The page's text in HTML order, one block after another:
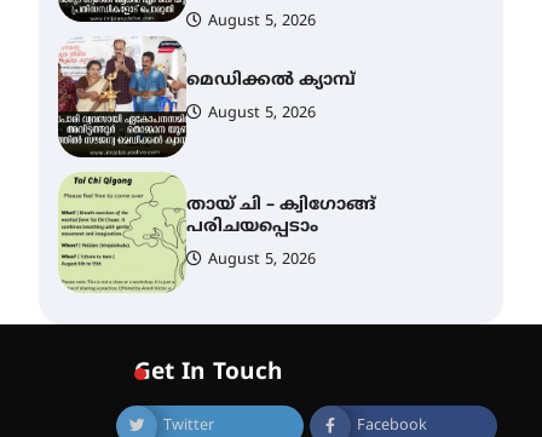
August 5, 2026
മെഡിക്കൽ ക്യാമ്പ്
August 5, 2026
തായ് ചി – ക്വിഗോങ്ങ്
പരിചയപ്പെടാം
August 5, 2026
എൻ ഹയർ സെക്കൻഡറി
വിദ്യാർത്ഥികൾ
August 6, 2026
Get In Touch
Twitter Facebook